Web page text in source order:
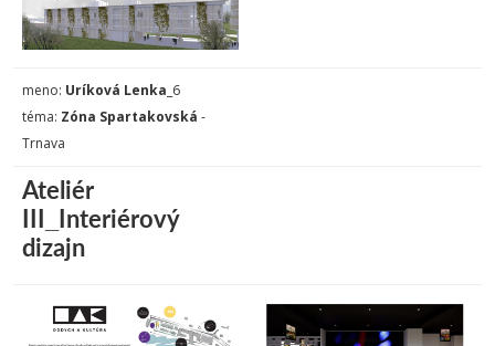
meno: Uríková Lenka _6
téma: Zóna Spartakovská -
Trnava
Ateliér
III_Interiérový
dizajn